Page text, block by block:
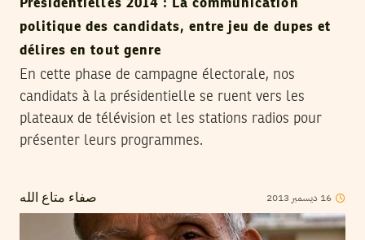
Présidentielles 2014 : La communication
politique des candidats, entre jeu de dupes et
délires en tout genre
En cette phase de campagne électorale, nos
candidats à la présidentielle se ruent vers les
plateaux de télévision et les stations radios pour
présenter leurs programmes.
صفاء متاع الله 16 ديسمبر 2013